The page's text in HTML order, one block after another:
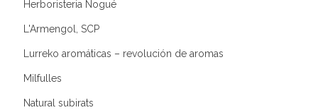
Herboristeria Nogué
L'Armengol, SCP
Lurreko aromáticas – revolución de aromas
Milfulles
Natural subirats